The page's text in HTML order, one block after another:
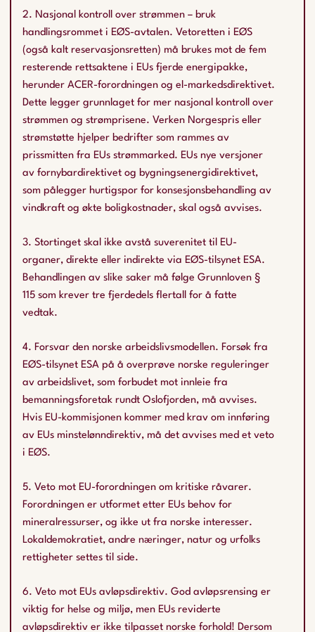
2. Nasjonal kontroll over strømmen – bruk
handlingsrommet i EØS-avtalen. Vetoretten i EØS
(også kalt reservasjonsretten) må brukes mot de fem
resterende rettsaktene i EUs fjerde energipakke,
herunder ACER-forordningen og el-markedsdirektivet.
Dette legger grunnlaget for mer nasjonal kontroll over
strømmen og strømprisene. Verken Norgespris eller
strømstøtte hjelper bedrifter som rammes av
prissmitten fra EUs strømmarked. EUs nye versjoner
av fornybardirektivet og bygningsenergidirektivet,
som pålegger hurtigspor for konsesjonsbehandling av
vindkraft og økte boligkostnader, skal også avvises.
3. Stortinget skal ikke avstå suverenitet til EU-
organer, direkte eller indirekte via EØS-tilsynet ESA.
Behandlingen av slike saker må følge Grunnloven §
115 som krever tre fjerdedels flertall for å fatte
vedtak.
4. Forsvar den norske arbeidslivsmodellen. Forsøk fra
EØS-tilsynet ESA på å overprøve norske reguleringer
av arbeidslivet, som forbudet mot innleie fra
bemanningsforetak rundt Oslofjorden, må avvises.
Hvis EU-kommisjonen kommer med krav om innføring
av EUs minstelønndirektiv, må det avvises med et veto
i EØS.
5. Veto mot EU-forordningen om kritiske råvarer.
Forordningen er utformet etter EUs behov for
mineralressurser, og ikke ut fra norske interesser.
Lokaldemokratiet, andre næringer, natur og urfolks
rettigheter settes til side.
6. Veto mot EUs avløpsdirektiv. God avløpsrensing er
viktig for helse og miljø, men EUs reviderte
avløpsdirektiv er ikke tilpasset norske forhold! Dersom